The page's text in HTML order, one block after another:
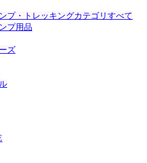
プ・トレッキングカテゴリすべて
プ用品
ズ